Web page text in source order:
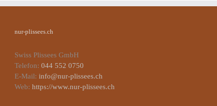
nur-plissees.ch
Swiss Plissees GmbH
Telefon: 044 552 0750
E-Mail: info@nur-plissees.ch
Web: https://www.nur-plissees.ch